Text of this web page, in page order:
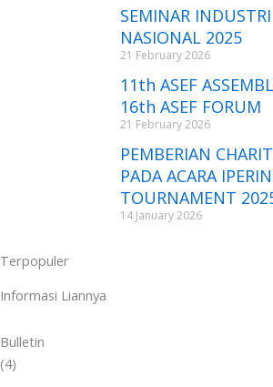
SEMINAR
NASIONAL 2025
21 February 2026
11th ASEF
16th ASEF FORUM
21 February 2026
PEMBERIAN
PADA ACARA
TOURNAMENT
14 January 2026
Terpopuler
Informasi Liannya
Bulletin
(4)